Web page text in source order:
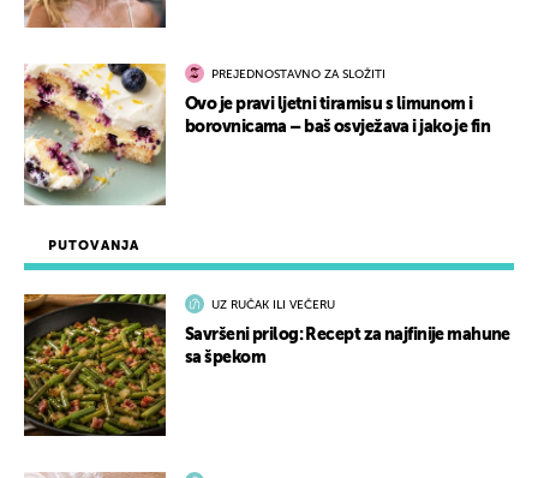
PUTOVANJA
UZ RUČAK ILI VEČERU
Savršeni prilog: Recept za najfinije mahune
sa špekom
PREJEDNOSTAVNO ZA SLOŽITI
Ovo je pravi ljetni tiramisu s limunom i
borovnicama – baš osvježava i jako je fin